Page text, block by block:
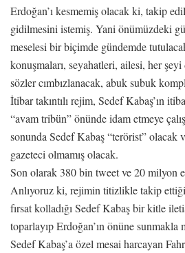
Erdoğan’ı kesmemiş olacak ki, takip
gidilmesini istemiş. Yani önümüzdeki
meselesi bir biçimde gündemde
konuşmaları, seyahatleri, ailesi, her
sözler cımbızlanacak, abuk subuk
İtibar takıntılı rejim, Sedef Kabaş’ın
“avam tribün” önünde idam etmeye
sonunda Sedef Kabaş “terörist” olacak
gazeteci olmamış olacak.
Son olarak 380 bin tweet ve 20 milyon
Anlıyoruz ki, rejimin titizlikle takip
fırsat kolladığı Sedef Kabaş bir kitle
toparlayıp Erdoğan’ın önüne
Sedef Kabaş’a özel mesai harcayan